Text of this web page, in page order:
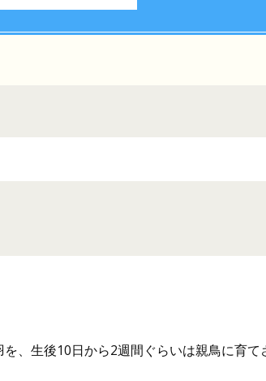
、生後10日から2週間ぐらいは親鳥に育て